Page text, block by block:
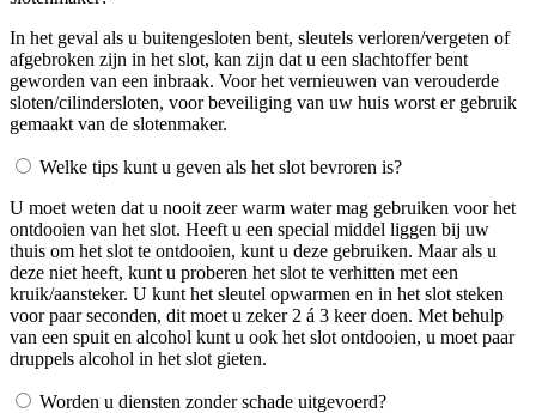
In het geval als u buitengesloten bent, sleutels verloren/vergeten of
afgebroken zijn in het slot, kan zijn dat u een slachtoffer bent
geworden van een inbraak. Voor het vernieuwen van verouderde
sloten/cilindersloten, voor beveiliging van uw huis worst er gebruik
gemaakt van de slotenmaker.
Welke tips kunt u geven als het slot bevroren is?
U moet weten dat u nooit zeer warm water mag gebruiken voor het
ontdooien van het slot. Heeft u een special middel liggen bij uw
thuis om het slot te ontdooien, kunt u deze gebruiken. Maar als u
deze niet heeft, kunt u proberen het slot te verhitten met een
kruik/aansteker. U kunt het sleutel opwarmen en in het slot steken
voor paar seconden, dit moet u zeker 2 á 3 keer doen. Met behulp
van een spuit en alcohol kunt u ook het slot ontdooien, u moet paar
druppels alcohol in het slot gieten.
Worden u diensten zonder schade uitgevoerd?